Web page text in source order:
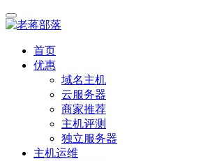
首页
优惠
域名主机
云服务器
商家推荐
主机评测
独立服务器
主机运维